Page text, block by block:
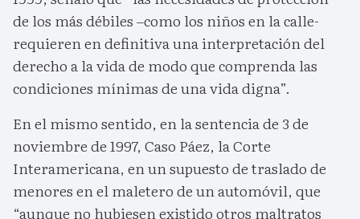
de los más débiles –como los niños en la calle-
requieren en definitiva una interpretación del
derecho a la vida de modo que comprenda las
condiciones mínimas de una vida digna”.
En el mismo sentido, en la sentencia de 3 de
noviembre de 1997, Caso Páez, la Corte
Interamericana, en un supuesto de traslado de
menores en el maletero de un automóvil, que
“aunque no hubiesen existido otros maltratos